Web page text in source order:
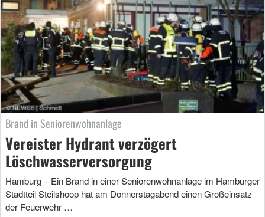
Brand in Seniorenwohnanlage
Vereister Hydrant verzögert
Löschwasserversorgung
Hamburg – Ein Brand in einer Seniorenwohnanlage im Hamburger
Stadtteil Steilshoop hat am Donnerstagabend einen Großeinsatz
der Feuerwehr …